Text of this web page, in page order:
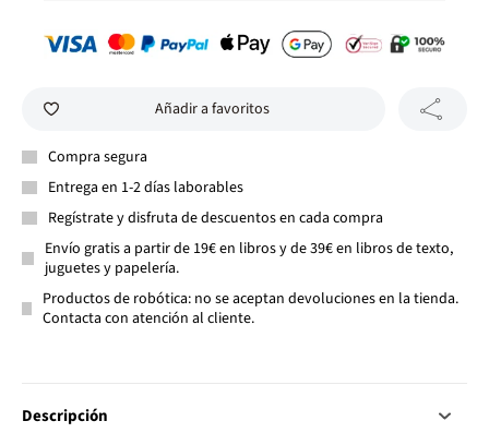
Añadir a favoritos
Compra segura
Entrega en 1-2 días laborables
Regístrate y disfruta de descuentos en cada compra
Envío gratis a partir de 19€ en libros y de 39€ en libros de texto,
juguetes y papelería.
Productos de robótica: no se aceptan devoluciones en la tienda.
Contacta con atención al cliente.
Descripción